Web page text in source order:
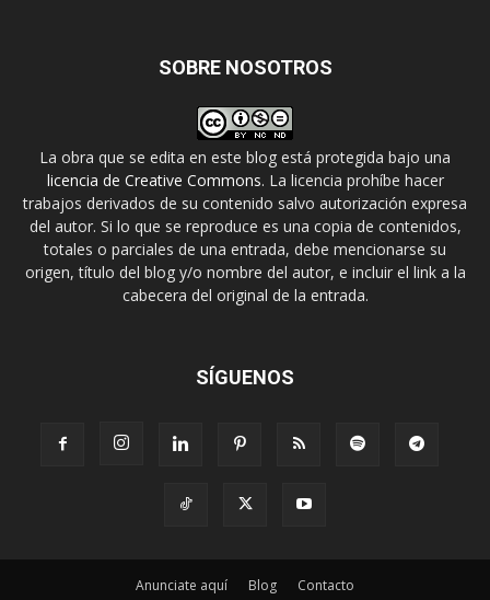
SOBRE NOSOTROS
La obra que se edita en este blog está protegida bajo una
licencia de Creative Commons. La licencia prohíbe hacer
trabajos derivados de su contenido salvo autorización expresa
del autor. Si lo que se reproduce es una copia de contenidos,
totales o parciales de una entrada, debe mencionarse su
origen, título del blog y/o nombre del autor, e incluir el link a la
cabecera del original de la entrada.
SÍGUENOS
Anunciate aquí Blog Contacto